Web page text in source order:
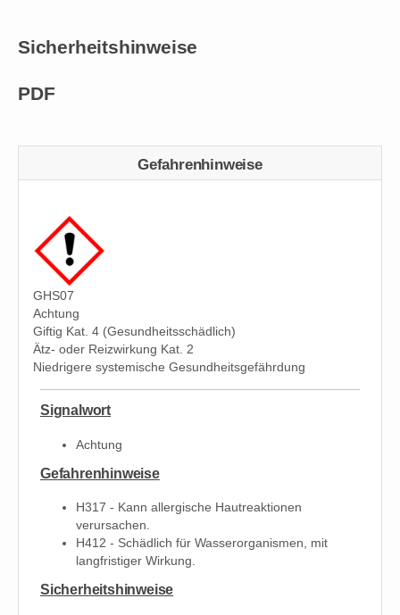
Sicherheitshinweise
PDF
Gefahrenhinweise
GHS07
Achtung
Giftig Kat. 4 (Gesundheitsschädlich)
Ätz- oder Reizwirkung Kat. 2
Niedrigere systemische Gesundheitsgefährdung
Signalwort
Achtung
Gefahrenhinweise
H317 - Kann allergische Hautreaktionen
verursachen.
H412 - Schädlich für Wasserorganismen, mit
langfristiger Wirkung.
Sicherheitshinweise